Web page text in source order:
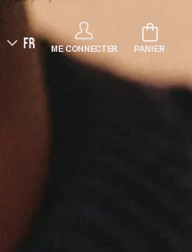
FR ME CONNECTER PANIER